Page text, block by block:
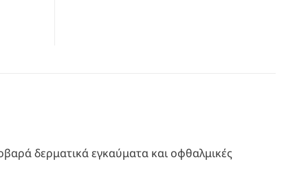
δερματικά εγκαύματα και οφθαλμικές